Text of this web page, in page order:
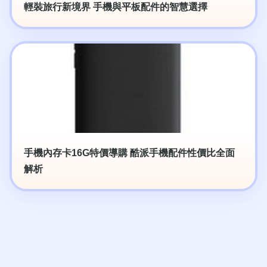
輕裝旅行新境界 手機與平板配件的智慧選擇
手機內存卡16G特價導購 酷派手機配件性價比全面
解析